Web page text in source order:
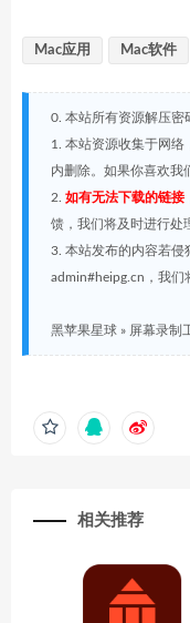
Mac应用 Mac软件
0. 本站所有资源解压密
1. 本站资源收集于网
内删除。如果你喜欢我
2. 如有无法下载的链接
馈，我们将及时进行处
3. 本站发布的内容若侵
admin#heipg.cn，我们
黑苹果星球 » 屏幕录制
相关推荐